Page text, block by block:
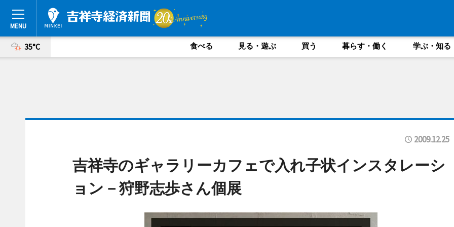
35°C 食べる 見る・遊ぶ 買う 暮らす・働く 学ぶ・知る
2009.12.25
吉祥寺のギャラリーカフェで入れ子状インスタレーシ
ョン－狩野志歩さん個展